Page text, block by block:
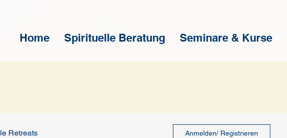
Home Spirituelle Beratung Seminare & Kurse
Retreats Anmelden/ Registrieren